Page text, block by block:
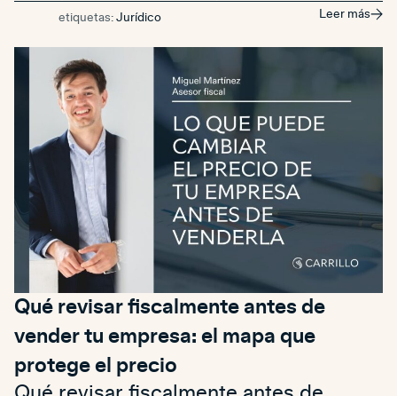
etiquetas: Jurídico Leer más
Qué revisar fiscalmente antes de
vender tu empresa: el mapa que
protege el precio